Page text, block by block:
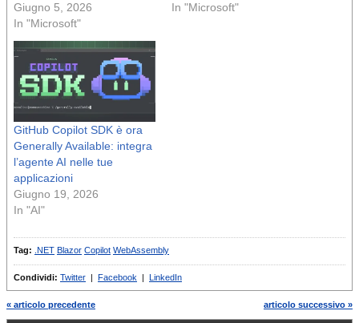
Giugno 5, 2026
In "Microsoft"
In "Microsoft"
GitHub Copilot SDK è ora
Generally Available: integra
l’agente AI nelle tue
applicazioni
Giugno 19, 2026
In "AI"
Tag: .NET Blazor Copilot WebAssembly
Condividi: Twitter Facebook LinkedIn
« articolo precedente articolo successivo »